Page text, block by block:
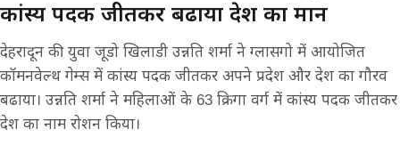
कांस्य पदक जीतकर बढाया देश का मान
देहरादून की युवा जूडो खिलाडी उन्नति शर्मा ने ग्लासगो में आयोजित
कॉमनवेल्थ गेम्स में कांस्य पदक जीतकर अपने प्रदेश और देश का गौरव
बढाया। उन्नति शर्मा ने महिलाओं के 63 क्रिगा वर्ग में कांस्य पदक जीतकर
देश का नाम रोशन किया।